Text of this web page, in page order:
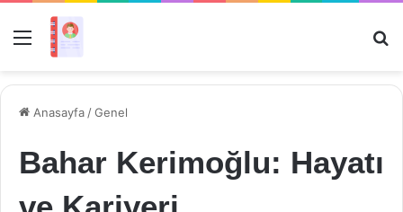
Menü
Anasayfa /Genel
Bahar Kerimoğlu: Hayatı